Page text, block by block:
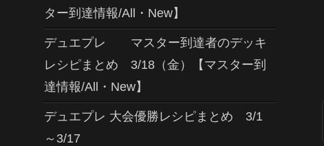
ター到達情報/All・New】
デュエプレ マスター到達者のデッキ
レシピまとめ 3/18（金）【マスター到
達情報/All・New】
デュエプレ 大会優勝レシピまとめ 3/1
～3/17